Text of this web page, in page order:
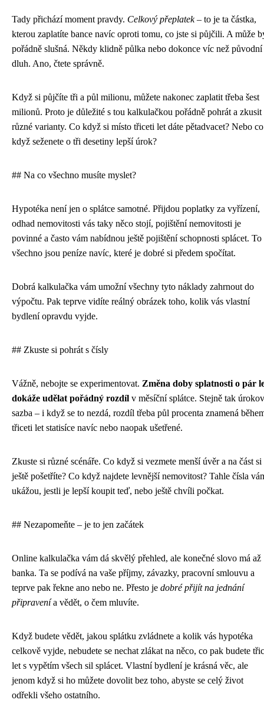
Tady přichází moment pravdy. Celkový přeplatek– to je ta částka,
kterou zaplatíte bance navíc oproti tomu, co jste si půjčili. A může
pořádně slušná. Někdy klidně půlka nebo dokonce víc než původní
dluh. Ano, čtete správně.
Když si půjčíte tři a půl milionu, můžete nakonec zaplatit třeba šest
milionů. Proto je důležité s tou kalkulačkou pořádně pohrát a zkusit
různé varianty. Co když si místo třiceti let dáte pětadvacet? Nebo co
když seženete o tři desetiny lepší úrok?
## Na co všechno musíte myslet?
Hypotéka není jen o splátce samotné. Přijdou poplatky za vyřízení,
odhad nemovitosti vás taky něco stojí, pojištění nemovitosti je
povinné a často vám nabídnou ještě pojištění schopnosti splácet. To
všechno jsou peníze navíc, které je dobré si předem spočítat.
Dobrá kalkulačka vám umožní všechny tyto náklady zahrnout do
výpočtu. Pak teprve vidíte reálný obrázek toho, kolik vás vlastní
bydlení opravdu vyjde.
## Zkuste si pohrát s čísly
Vážně, nebojte se experimentovat. Změna doby splatnosti o pár
dokáže udělat pořádný rozdíl v měsíční splátce. Stejně tak
sazba – i když se to nezdá, rozdíl třeba půl procenta znamená
třiceti let statisíce navíc nebo naopak ušetřené.
Zkuste si různé scénáře. Co když si vezmete menší úvěr a na část si
ještě pošetříte? Co když najdete levnější nemovitost? Tahle čísla
ukážou, jestli je lepší koupit teď, nebo ještě chvíli počkat.
## Nezapomeňte – je to jen začátek
Online kalkulačka vám dá skvělý přehled, ale konečné slovo má až
banka. Ta se podívá na vaše příjmy, závazky, pracovní smlouvu a
teprve pak řekne ano nebo ne. Přesto je dobré přijít na jednání
připravenía vědět, o čem mluvíte.
Když budete vědět, jakou splátku zvládnete a kolik vás hypotéka
celkově vyjde, nebudete se nechat zlákat na něco, co pak budete
let s vypětím všech sil splácet. Vlastní bydlení je krásná věc, ale
jenom když si ho můžete dovolit bez toho, abyste se celý život
odřekli všeho ostatního.